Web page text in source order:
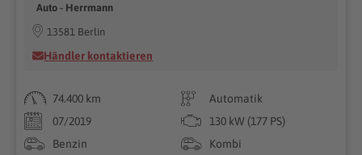
Auto - Herrmann
13581 Berlin
Händler kontaktieren
74.400 km
Automatik
07/2019
130 kW (177 PS)
Benzin
Kombi